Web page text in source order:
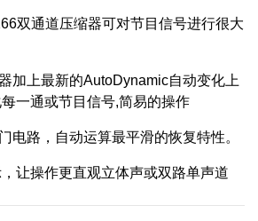
双通道压缩器可对节目信号进行很大
加上最新的AutoDynamic自动变化上
一通或节目信号,简易的操作
电路，自动运算最平滑的恢复特性。
让操作更直观立体声或双路单声道